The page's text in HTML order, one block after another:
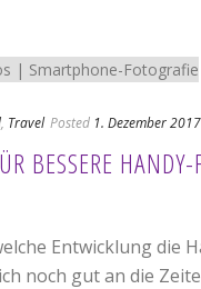
, Travel Posted 1. Dezember 2017
BESSERE
Entwicklung die
noch gut an die